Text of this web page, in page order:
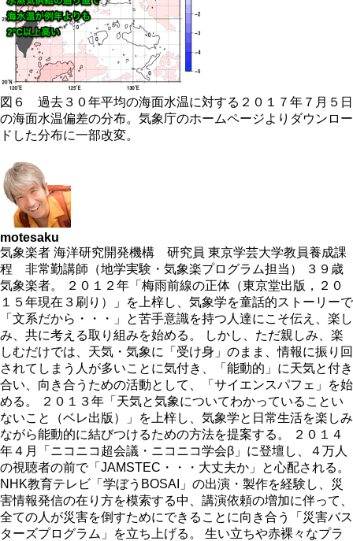
図６ 過去３０年平均の海面水温に対する２０１７年７月５日
の海面水温偏差の分布。気象庁のホームページよりダウンロー
ドした分布に一部改変。
motesaku
気象楽者 海洋研究開発機構 研究員 東京学芸大学教員養成課
程 非常勤講師（地学実験・気象楽プログラム担当） ３９歳
気象楽者。 ２０１２年「梅雨前線の正体（東京堂出版，２０
１５年現在３刷り）」を上梓し、気象学を童話的ストーリーで
「文系だから・・・」と苦手意識を持つ人達にこそ伝え、楽し
み、共に考える取り組みを始める。 しかし、ただ親しみ、楽
しむだけでは、天気・気象に「受け身」のまま、情報に振り回
されてしまう人が多いことに気付き、「能動的」に天気と付き
合い、向き合うための活動として、「サイエンスパフェ」を始
める。 ２０１３年「天気と気象についてわかっていることい
ないこと（ベレ出版）」を上梓し、気象学と日常生活を楽しみ
ながら能動的に結びつけるための方法を提案する。 ２０１４
年４月「ニコニコ超会議・ニコニコ学会β」に登壇し、４万人
の視聴者の前で「JAMSTEC・・・大丈夫か」と心配される。
NHK教育テレビ「学ぼうBOSAI」の出演・製作を経験し、災
害情報発信の在り方を模索する中、講演依頼の増加に伴って、
全ての人が災害を倒すためにできることに向き合う「災害バス
ターズプログラム」を立ち上げる。 生い立ちや赤裸々なプラ